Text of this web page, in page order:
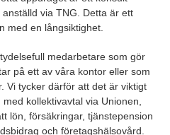
via TNG. Detta är ett
med en långsiktighet.
medarbetare som gör
på ett av våra kontor eller som
Vi tycker därför att det är viktigt
kollektivavtal via Unionen,
lön, försäkringar, tjänstepension
och företagshälsovård.